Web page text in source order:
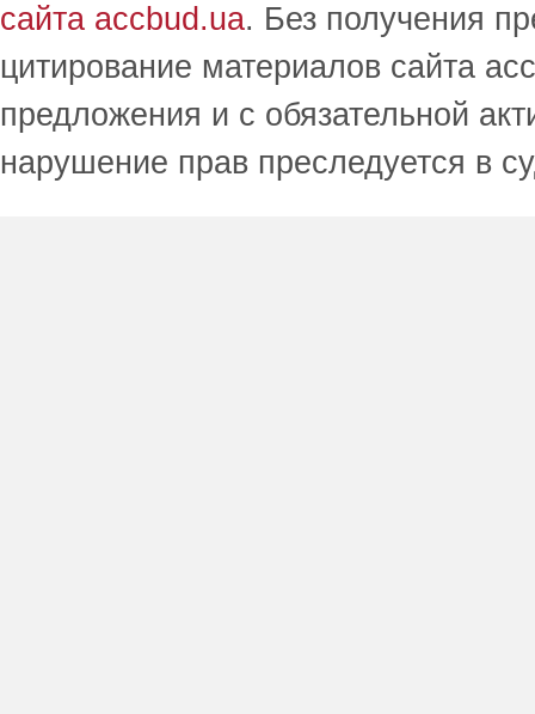
сайта accbud.ua. Без получения
цитирование материалов сайта
предложения и с обязательной
нарушение прав преследуется в